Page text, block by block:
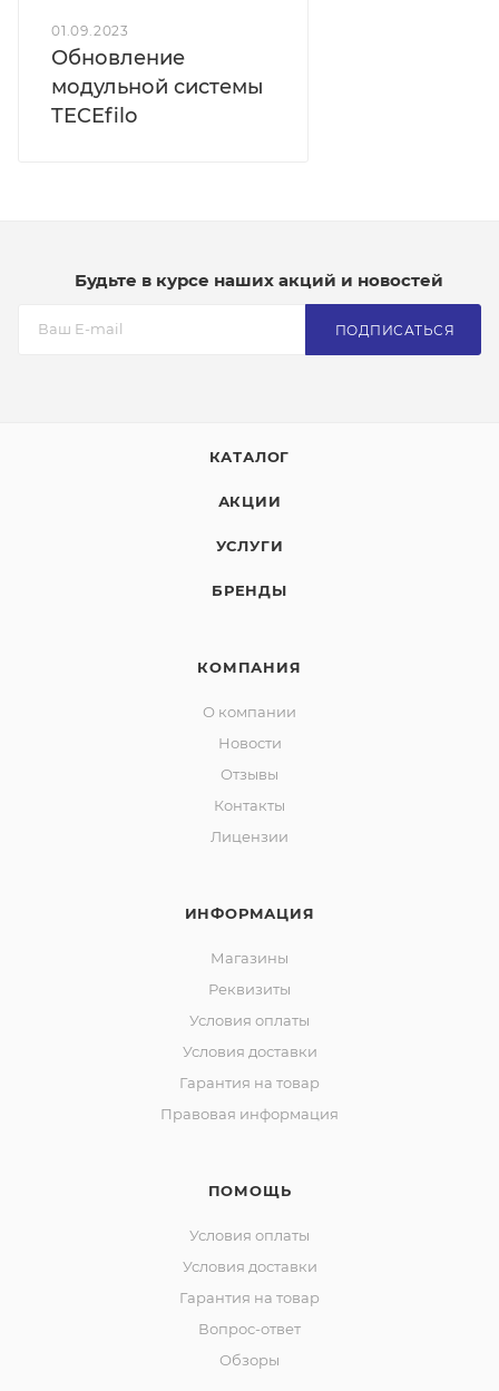
01.09.2023
Обновление
модульной системы
TECEfilo
Будьте в курсе наших акций и новостей
ПОДПИСАТЬСЯ
КАТАЛОГ
АКЦИИ
УСЛУГИ
БРЕНДЫ
КОМПАНИЯ
О компании
Новости
Отзывы
Контакты
Лицензии
ИНФОРМАЦИЯ
Магазины
Реквизиты
Условия оплаты
Условия доставки
Гарантия на товар
Правовая информация
ПОМОЩЬ
Условия оплаты
Условия доставки
Гарантия на товар
Вопрос-ответ
Обзоры